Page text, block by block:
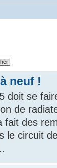
neuf !
doit se
de
fait des
le circuit